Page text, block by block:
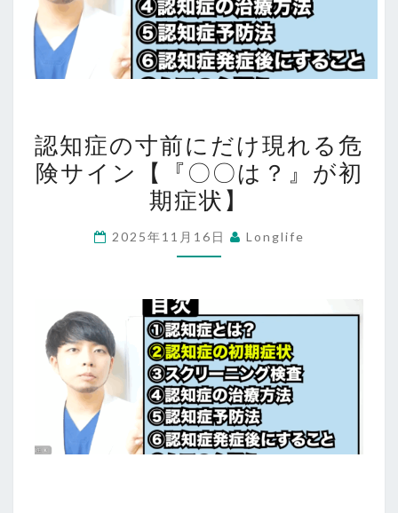
知
症
の
前
け
現
れ
る
危
険
サ
認知症の寸前にだけ現れる危
険サイン【『〇〇は？』が初
期症状】
2025年11月16日 Longlife